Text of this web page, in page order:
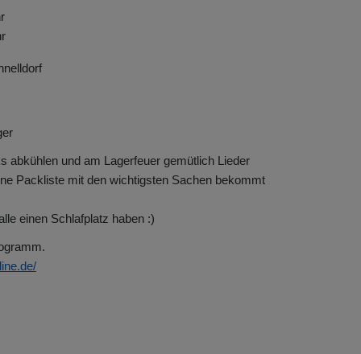
abkühlen und am Lagerfeuer gemütlich Lieder
Packliste mit den wichtigsten Sachen bekommt
einen Schlafplatz haben :)